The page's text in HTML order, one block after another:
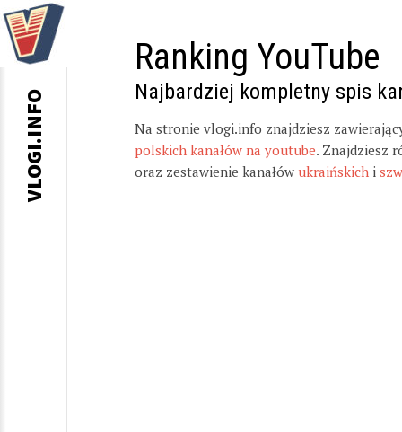
Ranking YouTube
Najbardziej kompletny spis
Na stronie vlogi.info znajdziesz
polskich kanałów na youtube. Znajdziesz
oraz zestawienie kanałów ukraińskich i
VLOGI.INFO